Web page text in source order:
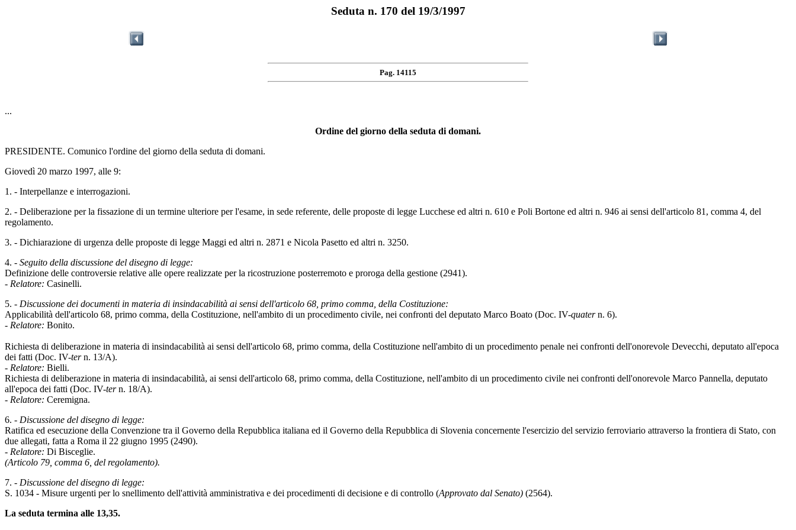
Seduta n. 170 del 19/3/1997
Pag. 14115
...
Ordine del giorno della seduta di domani.
PRESIDENTE. Comunico l'ordine del giorno della seduta di domani.
Giovedì 20 marzo 1997, alle 9:
1. - Interpellanze e interrogazioni.
2. - Deliberazione per la fissazione di un termine ulteriore per l'esame, in sede referente, delle proposte di legge Lucchese ed altri n. 610 e Poli Bortone ed altri n. 946 ai sensi dell'articolo 81, comma 4, del
regolamento.
3. - Dichiarazione di urgenza delle proposte di legge Maggi ed altri n. 2871 e Nicola Pasetto ed altri n. 3250.
4. - Seguito della discussione del disegno di legge:
Definizione delle controversie relative alle opere realizzate per la ricostruzione posterremoto e proroga della gestione (2941).
- Relatore: Casinelli.
5. - Discussione dei documenti in materia di insindacabilità ai sensi dell'articolo 68, primo comma, della Costituzione:
Applicabilità dell'articolo 68, primo comma, della Costituzione, nell'ambito di un procedimento civile, nei confronti del deputato Marco Boato (Doc. IV-quatern. 6).
- Relatore: Bonito.
Richiesta di deliberazione in materia di insindacabilità ai sensi dell'articolo 68, primo comma, della Costituzione nell'ambito di un procedimento penale nei confronti dell'onorevole Devecchi, deputato all'epoca
dei fatti (Doc. IV-tern. 13/A).
- Relatore: Bielli.
Richiesta di deliberazione in materia di insindacabilità, ai sensi dell'articolo 68, primo comma, della Costituzione, nell'ambito di un procedimento civile nei confronti dell'onorevole Marco Pannella, deputato
all'epoca dei fatti (Doc. IV-tern. 18/A).
- Relatore: Ceremigna.
6. - Discussione del disegno di legge:
Ratifica ed esecuzione della Convenzione tra il Governo della Repubblica italiana ed il Governo della Repubblica di Slovenia concernente l'esercizio del servizio ferroviario attraverso la frontiera di Stato, con
due allegati, fatta a Roma il 22 giugno 1995 (2490).
- Relatore: Di Bisceglie.
(Articolo 79, comma 6, del regolamento).
7. - Discussione del disegno di legge:
S. 1034 - Misure urgenti per lo snellimento dell'attività amministrativa e dei procedimenti di decisione e di controllo (Approvato dal Senato) (2564).
La seduta termina alle 13,35.